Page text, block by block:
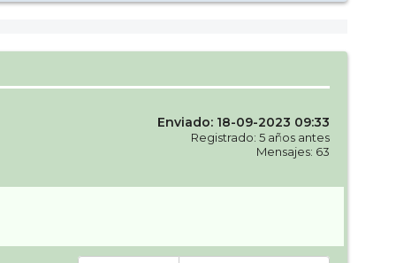
Enviado: 18-09-2023 09:33
Registrado: 5 años antes
Mensajes: 63